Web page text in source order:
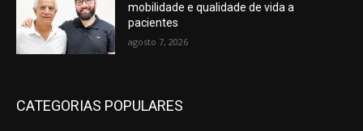
mobilidade e qualidade de vida a
pacientes
agosto 7, 2026
CATEGORIAS POPULARES